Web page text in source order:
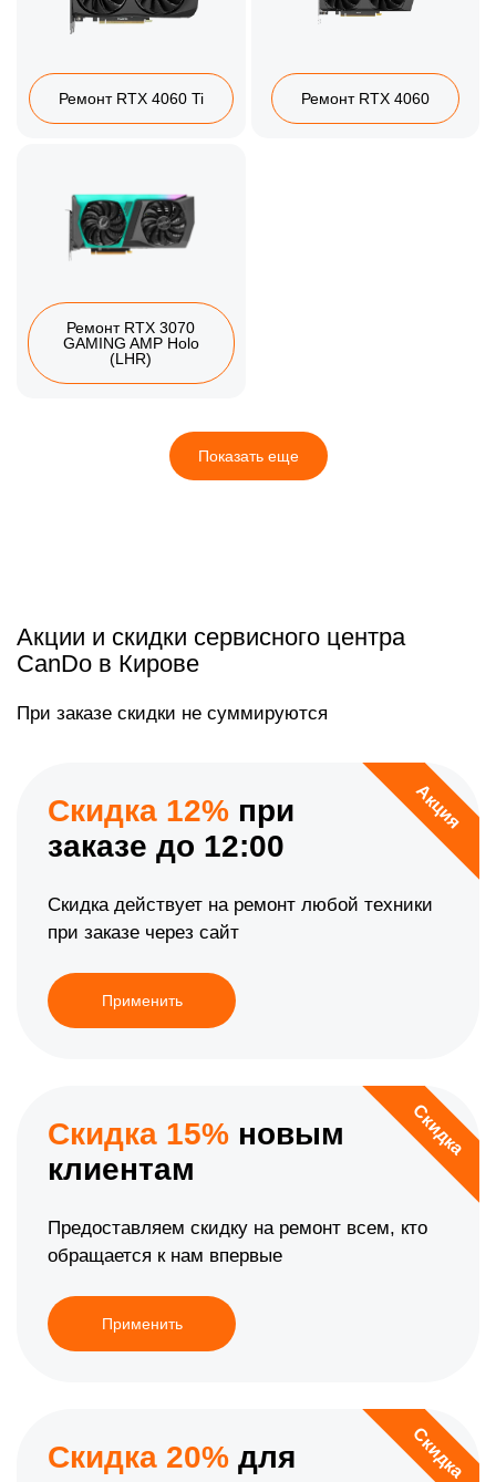
Ремонт RTX 4060 Ti Ремонт RTX 4060
Ремонт RTX 3070
GAMING AMP Holo
(LHR)
Показать еще
Акции и скидки сервисного центра
CanDo в Кирове
При заказе скидки не суммируются
Акция
Скидка 12% при
заказе до 12:00
Скидка действует на ремонт любой техники
при заказе через сайт
Применить
Скидка
Скидка 15% новым
клиентам
Предоставляем скидку на ремонт всем, кто
обращается к нам впервые
Применить
Скидка
Скидка 20% для